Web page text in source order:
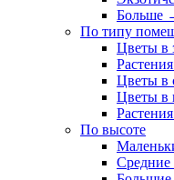
Больше
По типу
Цветы в
Цветы в
Цветы в
По высоте
Средние